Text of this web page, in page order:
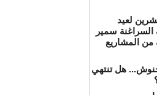
لعيد
السراغنة سمير
من المشاريع
هل تنتهي